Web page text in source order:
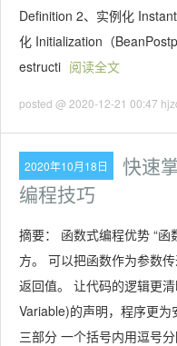
Definition 2、实例化
化 Initialization（
estructi 阅读全文
posted @ 2020-12-21 00:47
2020年10月18日
快速
编程技巧
摘要： 函数式编程优势 “
方。 可以把函数作为参数
返回值。 让代码的逻辑更
Variable)的声明，程序更
三部分 一个括号内用逗号